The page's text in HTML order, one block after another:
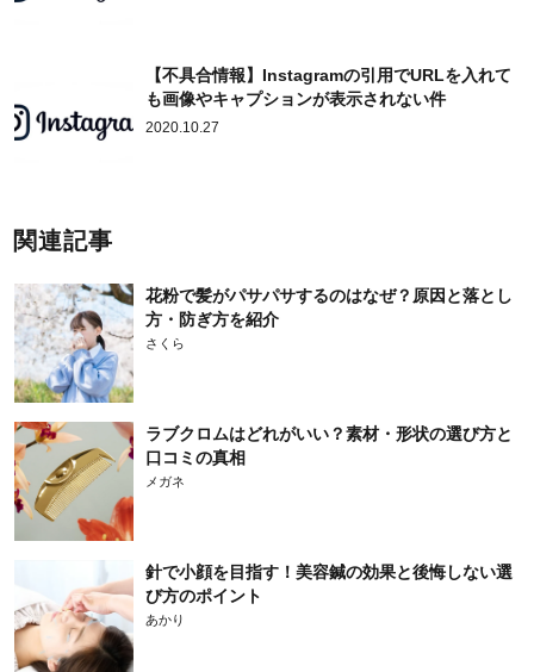
【不具合情報】Instagramの引用でURLを入れて
も画像やキャプションが表示されない件
2020.10.27
関連記事
花粉で髪がパサパサするのはなぜ？原因と落とし
方・防ぎ方を紹介
さくら
ラブクロムはどれがいい？素材・形状の選び方と
口コミの真相
メガネ
針で小顔を目指す！美容鍼の効果と後悔しない選
び方のポイント
あかり